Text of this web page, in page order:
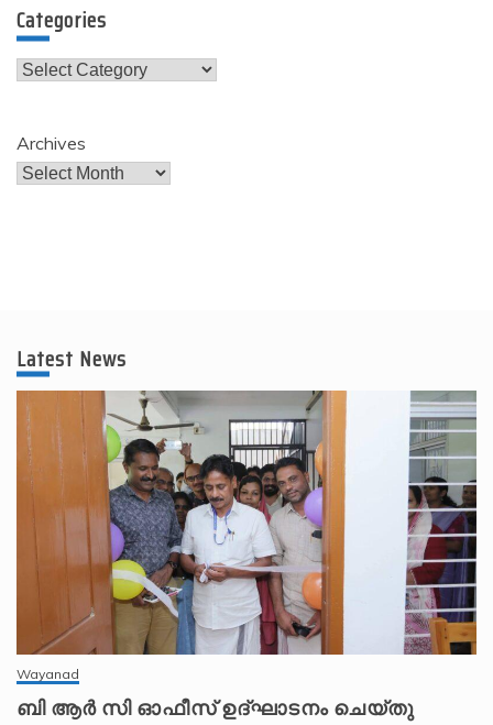
Categories
Categories
Archives
Latest News
Wayanad
ബി ആർ സി ഓഫീസ് ഉദ്ഘാടനം ചെയ്തു